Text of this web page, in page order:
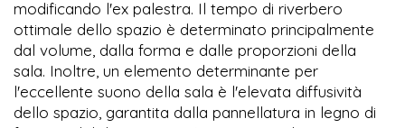
modificando l'ex palestra. Il tempo di riverbero
ottimale dello spazio è determinato principalmente
dal volume, dalla forma e dalle proporzioni della
sala. Inoltre, un elemento determinante per
l'eccellente suono della sala è l'elevata diffusività
dello spazio, garantita dalla pannellatura in legno di